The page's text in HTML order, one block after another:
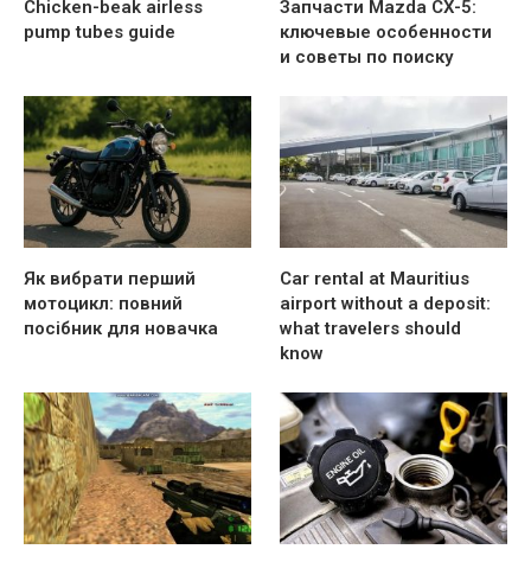
Chicken-beak airless
pump tubes guide
Запчасти Mazda CX-5:
ключевые особенности
и советы по поиску
Як вибрати перший
мотоцикл: повний
посібник для новачка
Car rental at Mauritius
airport without a deposit:
what travelers should
know